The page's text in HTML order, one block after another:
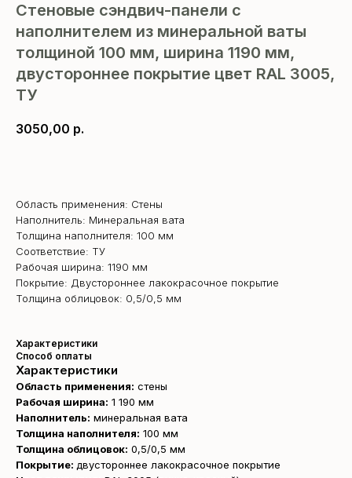
Стеновые сэндвич-панели с
наполнителем из минеральной ваты
толщиной 100 мм, ширина 1190 мм,
двустороннее покрытие цвет RAL 3005,
ТУ
3050,00 р.
Область применения: Стены
Наполнитель: Минеральная вата
Толщина наполнителя: 100 мм
Соответствие: ТУ
Рабочая ширина: 1190 мм
Покрытие: Двустороннее лакокрасочное покрытие
Толщина облицовок: 0,5/0,5 мм
Характеристики
Способ оплаты
Характеристики
Область применения: стены
Рабочая ширина: 1 190 мм
Наполнитель: минеральная вата
Толщина наполнителя: 100 мм
Толщина облицовок: 0,5/0,5 мм
Покрытие: двустороннее лакокрасочное покрытие